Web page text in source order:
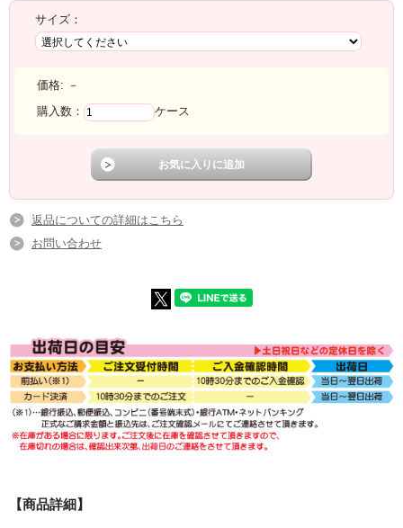
サイズ：
価格: －
購入数：
ケース
返品についての詳細はこちら
お問い合わせ
【商品詳細】